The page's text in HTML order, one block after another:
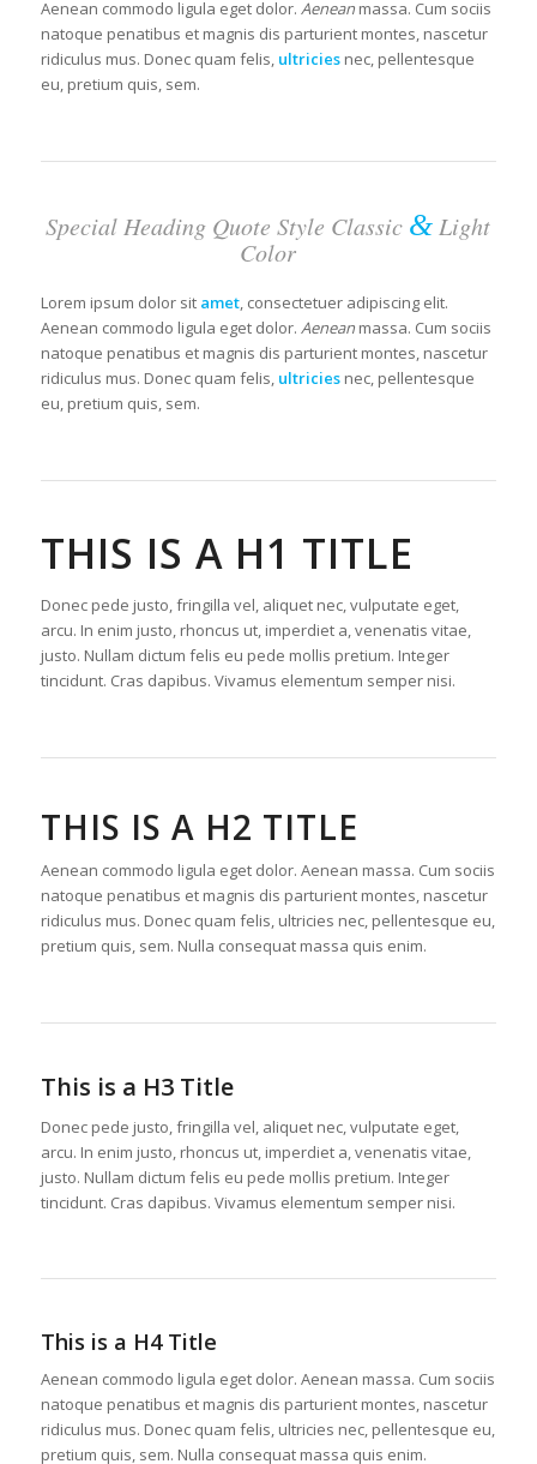
Aenean commodo ligula eget dolor. Aeneanmassa. Cum sociis
natoque penatibus et magnis dis parturient montes, nascetur
ridiculus mus. Donec quam felis, ultriciesnec, pellentesque
eu, pretium quis, sem.
Special Heading Quote Style Classic &Light
Color
Lorem ipsum dolor sit amet, consectetuer adipiscing elit.
Aenean commodo ligula eget dolor. Aeneanmassa. Cum sociis
natoque penatibus et magnis dis parturient montes, nascetur
ridiculus mus. Donec quam felis, ultriciesnec, pellentesque
eu, pretium quis, sem.
THIS IS A H1 TITLE
Donec pede justo, fringilla vel, aliquet nec, vulputate eget,
arcu. In enim justo, rhoncus ut, imperdiet a, venenatis vitae,
justo. Nullam dictum felis eu pede mollis pretium. Integer
tincidunt. Cras dapibus. Vivamus elementum semper nisi.
THIS IS A H2 TITLE
Aenean commodo ligula eget dolor. Aenean massa. Cum sociis
natoque penatibus et magnis dis parturient montes, nascetur
ridiculus mus. Donec quam felis, ultricies nec, pellentesque eu,
pretium quis, sem. Nulla consequat massa quis enim.
This is a H3 Title
Donec pede justo, fringilla vel, aliquet nec, vulputate eget,
arcu. In enim justo, rhoncus ut, imperdiet a, venenatis vitae,
justo. Nullam dictum felis eu pede mollis pretium. Integer
tincidunt. Cras dapibus. Vivamus elementum semper nisi.
This is a H4 Title
Aenean commodo ligula eget dolor. Aenean massa. Cum sociis
natoque penatibus et magnis dis parturient montes, nascetur
ridiculus mus. Donec quam felis, ultricies nec, pellentesque eu,
pretium quis, sem. Nulla consequat massa quis enim.